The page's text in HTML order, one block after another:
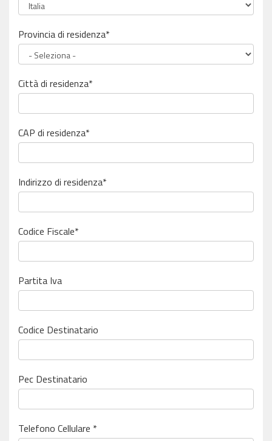
Provincia di residenza*
Città di residenza*
CAP di residenza*
Indirizzo di residenza*
Codice Fiscale*
Partita Iva
Codice Destinatario
Pec Destinatario
Telefono Cellulare *